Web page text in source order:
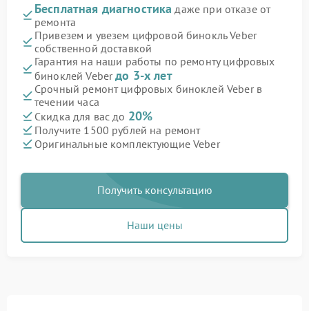
Бесплатная диагностика даже при отказе от
ремонта
Привезем и увезем цифровой бинокль Veber
собственной доставкой
Гарантия на наши работы по ремонту цифровых
биноклей Veberдо 3-х лет
Срочный ремонт цифровых биноклей Veber в
течении часа
Скидка для вас до 20%
Получите 1500 рублей на ремонт
Оригинальные комплектующие Veber
Получить консультацию
Наши цены